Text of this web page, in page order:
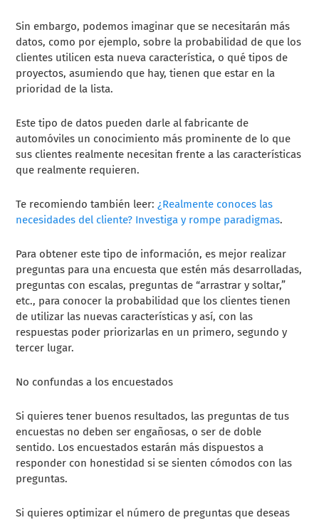
Sin embargo, podemos imaginar que se necesitarán más
datos, como por ejemplo, sobre la probabilidad de que los
clientes utilicen esta nueva característica, o qué tipos de
proyectos, asumiendo que hay, tienen que estar en la
prioridad de la lista.
Este tipo de datos pueden darle al fabricante de
automóviles un conocimiento más prominente de lo que
sus clientes realmente necesitan frente a las características
que realmente requieren.
Te recomiendo también leer:¿Realmente conoces las
necesidades del cliente? Investiga y rompe paradigmas.
Para obtener este tipo de información, es mejor realizar
preguntas para una encuesta que estén más desarrolladas,
preguntas con escalas, preguntas de “arrastrar y soltar,”
etc., para conocer la probabilidad que los clientes tienen
de utilizar las nuevas características y así, con las
respuestas poder priorizarlas en un primero, segundo y
tercer lugar.
No confundas a los encuestados
Si quieres tener buenos resultados, las preguntas de tus
encuestas no deben ser engañosas, o ser de doble
sentido. Los encuestados estarán más dispuestos a
responder con honestidad si se sienten cómodos con las
preguntas.
Si quieres optimizar el número de preguntas que deseas